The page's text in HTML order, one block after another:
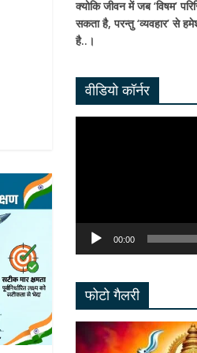
क्योकि जीवन में जब ‘विषम’
सकता है,परन्तु ‘व्यवहार’ से
है..।
वीडियो कॉर्नर
00:00
फोटो गैलरी